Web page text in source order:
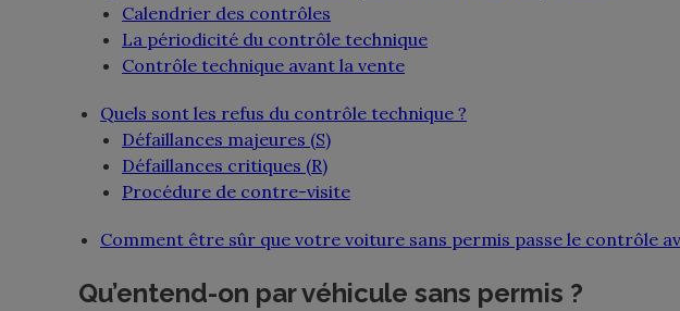
Calendrier des contrôles
La périodicité du contrôle technique
Contrôle technique avant la vente
Quels sont les refus du contrôle technique ?
Défaillances majeures (S)
Défaillances critiques (R)
Procédure de contre-visite
Comment être sûr que votre voiture sans permis passe le contrôle
Qu’entend-on par véhicule sans permis ?